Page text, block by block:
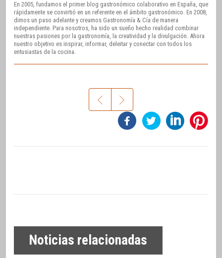
En 2005, fundamos el primer blog gastronómico colaborativo en España, que
rápidamente se convirtió en un referente en el ámbito gastronómico. En 2008,
dimos un paso adelante y creamos Gastronomía & Cía de manera
independiente. Para nosotros, ha sido un sueño hecho realidad combinar
nuestras pasiones por la gastronomía, la creatividad y la divulgación. Ahora
nuestro objetivo es inspirar, informar, deleitar y conectar con todos los
entusiastas de la cocina.
Noticias relacionadas